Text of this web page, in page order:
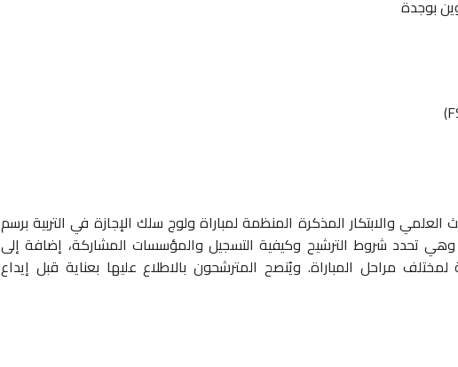
بوجدة
العلمي والابتكار المذكرة المنظمة لمباراة ولوج سلك الإجازة في التربية برسم
وهي تحدد شروط الترشيح وكيفية التسجيل والمؤسسات المشاركة، إضافة إلى
لمختلف مراحل المباراة. ويُنصح المترشحون بالاطلاع عليها بعناية قبل إيداع